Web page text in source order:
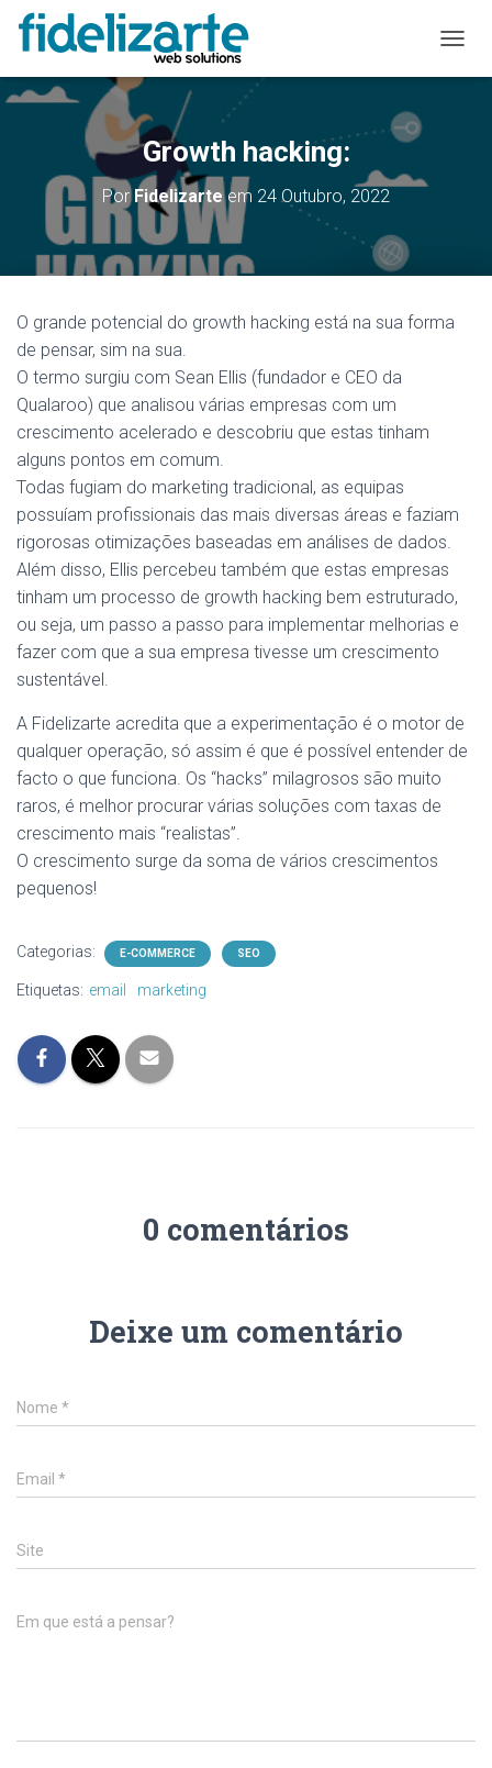
L
G
Growth hacking:
PorFidelizarteem 24 Outubro, 2022
O grande potencial do growth hacking está na sua forma
de pensar, sim na sua.
O termo surgiu com Sean Ellis (fundador e CEO da
Qualaroo) que analisou várias empresas com um
crescimento acelerado e descobriu que estas tinham
alguns pontos em comum.
Todas fugiam do marketing tradicional, as equipas
possuíam profissionais das mais diversas áreas e faziam
rigorosas otimizações baseadas em análises de dados.
Além disso, Ellis percebeu também que estas empresas
tinham um processo de growth hacking bem estruturado,
ou seja, um passo a passo para implementar melhorias e
fazer com que a sua empresa tivesse um crescimento
sustentável.
A Fidelizarte acredita que a experimentação é o motor de
qualquer operação, só assim é que é possível entender de
facto o que funciona. Os “hacks” milagrosos são muito
raros, é melhor procurar várias soluções com taxas de
crescimento mais “realistas”.
O crescimento surge da soma de vários crescimentos
pequenos!
Categorias: E-COMMERCE SEO
Etiquetas: email marketing
0 comentários
Deixe um comentário
Nome *
Email *
Site
Em que está a pensar?